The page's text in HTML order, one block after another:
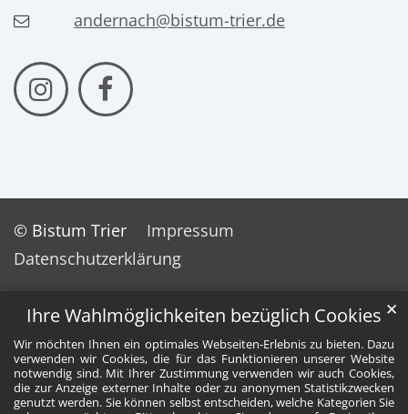
Ihre Wahlmöglichkeiten bezüglich Cookies
Wir möchten Ihnen ein optimales Webseiten-Erlebnis zu bieten. Dazu
verwenden wir Cookies, die für das Funktionieren unserer Website
notwendig sind. Mit Ihrer Zustimmung verwenden wir auch Cookies,
die zur Anzeige externer Inhalte oder zu anonymen Statistikzwecken
genutzt werden. Sie können selbst entscheiden, welche Kategorien Sie
✕
andernach@bistum-trier.de
© Bistum Trier
Impressum
Datenschutzerklärung